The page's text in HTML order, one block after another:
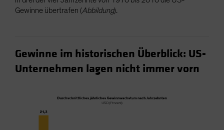
Gewinne übertrafen (Abbildung).
Gewinne im historischen Überblick: US-
Unternehmen lagen nicht immer vorn